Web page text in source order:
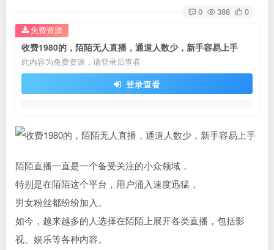
0 388 0
收费1980的，陌陌无人直播，通道人数少，新手容易上手
此内容为免费资源，请登录后查看
登录查看
免费资源
陌陌直播一直是一个备受关注的小众领域，
特别是在陌陌这个平台，用户涌入速度迅猛，
男女粉丝都纷纷加入。
如今，越来越多的人选择在陌陌上展开各类直播，包括影
视、娱乐等各种内容。